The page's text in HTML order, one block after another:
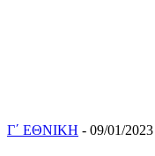
Γ΄ ΕΘΝΙΚΗ - 09/01/2023